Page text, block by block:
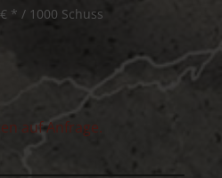
* / 1000 Schuss
auf Anfrage.